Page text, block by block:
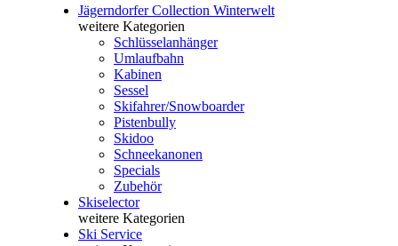
Jägerndorfer Collection Winterwelt
weitere Kategorien
Schlüsselanhänger
Umlaufbahn
Kabinen
Sessel
Skifahrer/Snowboarder
Pistenbully
Skidoo
Schneekanonen
Specials
Zubehör
Skiselector
weitere Kategorien
Ski Service